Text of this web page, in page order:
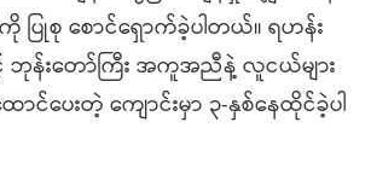
ပြုစု စောင်ရှောက်ခဲ့ပါတယ်။ ရဟန်း
င့် ဘုန်းတော်ကြီး အကူအညီနဲ့ လူငယ်များ
ောင်ပေးတဲ့ ကျောင်းမှာ ၃-နှစ်နေထိုင်ခဲ့ပါ